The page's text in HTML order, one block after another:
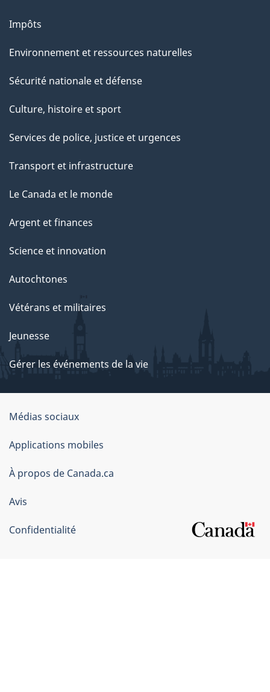
Impôts
Environnement et ressources naturelles
Sécurité nationale et défense
Culture, histoire et sport
Services de police, justice et urgences
Transport et infrastructure
Le Canada et le monde
Argent et finances
Science et innovation
Autochtones
Vétérans et militaires
Jeunesse
Gérer les événements de la vie
Organisation
du
gouvernement
du
Canada
Médias sociaux
Applications mobiles
À propos de Canada.ca
Avis
Confidentialité